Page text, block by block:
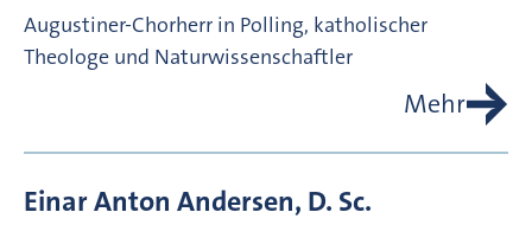
Augustiner-Chorherr in Polling, katholischer
Theologe und Naturwissenschaftler
Mehr
Einar Anton Andersen, D. Sc.